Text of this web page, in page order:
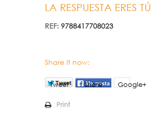
LA RESPUESTA ERES TÚ
REF: 9788417708023
Share it now:
Tweet Share Google+
Print